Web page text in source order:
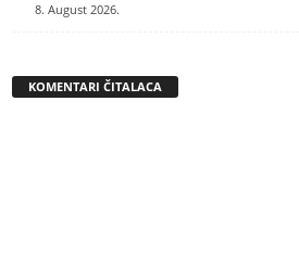
8. August 2026.
KOMENTARI ČITALACA